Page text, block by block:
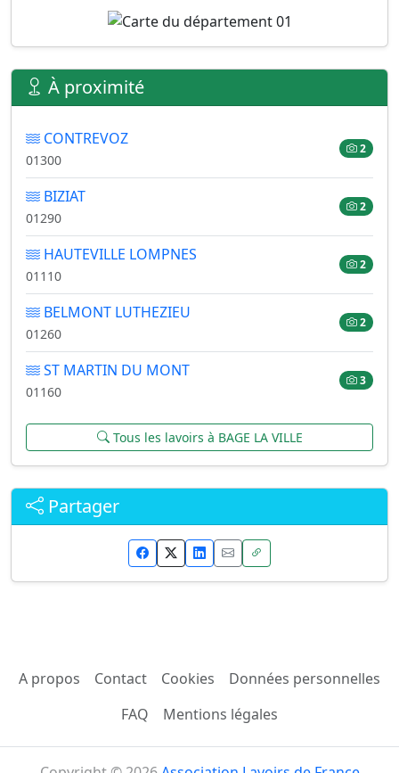
À proximité
CONTREVOZ
01300
2
BIZIAT
01290
2
HAUTEVILLE LOMPNES
01110
2
BELMONT LUTHEZIEU
01260
2
ST MARTIN DU MONT
01160
3
Tous les lavoirs à BAGE LA VILLE
Partager
A propos Contact Cookies
Données personnelles
FAQ
Mentions légales